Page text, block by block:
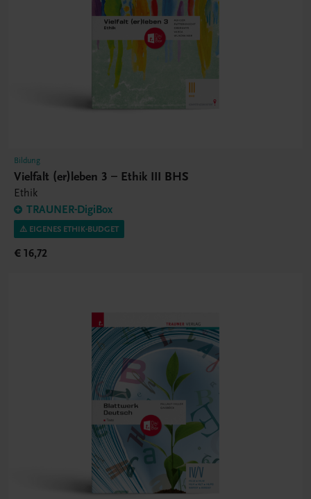
Bildung
Vielfalt (er)leben 3 – Ethik III BHS
Ethik
TRAUNER-DigiBox
⚠️ EIGENES ETHIK-BUDGET
€ 16,72